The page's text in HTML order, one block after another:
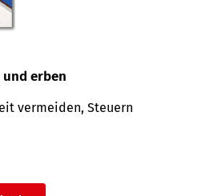
erben
vermeiden, Steuern